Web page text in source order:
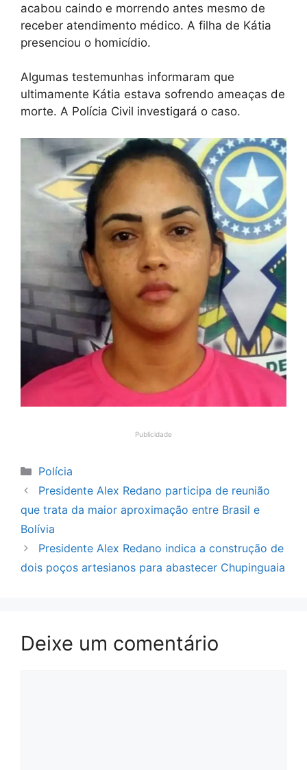
acabou caindo e morrendo antes mesmo de
receber atendimento médico. A filha de Kátia
presenciou o homicídio.
Algumas testemunhas informaram que
ultimamente Kátia estava sofrendo ameaças de
morte. A Polícia Civil investigará o caso.
Publicidade
Categorias
Polícia
Presidente Alex Redano participa de reunião
que trata da maior aproximação entre Brasil e
Bolívia
Presidente Alex Redano indica a construção de
dois poços artesianos para abastecer Chupinguaia
Deixe um comentário